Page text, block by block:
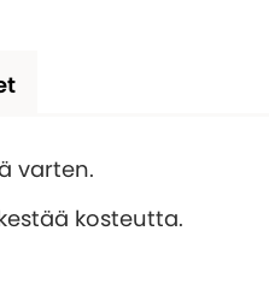
varten.
kosteutta.